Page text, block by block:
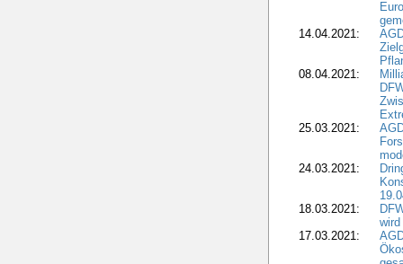
14.04.2021:
08.04.2021:
25.03.2021:
24.03.2021:
18.03.2021:
17.03.2021: